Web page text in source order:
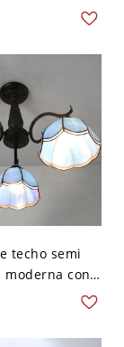
y
hacia
uso
Blanco
techo semi
moderna con
y 3 luces
- Gris
V